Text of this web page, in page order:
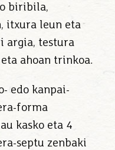
biribila,
itxura leun eta
argia, testura
ahoan trinkoa.
edo kanpai-
forma
kasko eta 4
septu zenbaki